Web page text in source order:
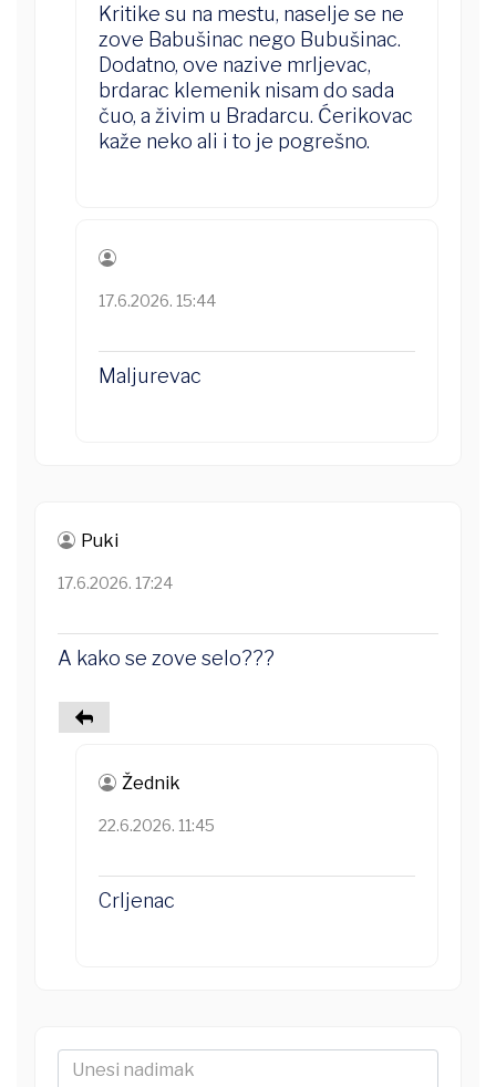
Kritike su na mestu, naselje se ne
zove Babušinac nego Bubušinac.
Dodatno, ove nazive mrljevac,
brdarac klemenik nisam do sada
čuo, a živim u Bradarcu. Ćerikovac
kaže neko ali i to je pogrešno.
17.6.2026. 15:44
Maljurevac
Puki
17.6.2026. 17:24
A kako se zove selo???
Žednik
22.6.2026. 11:45
Crljenac